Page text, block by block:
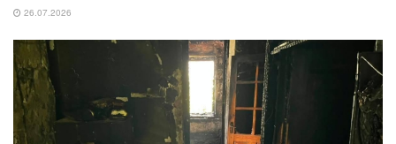
26.07.2026